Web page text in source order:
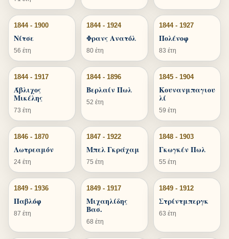
1844 - 1900
Νίτσε
56 έτη
1844 - 1924
Φρανς Ανατόλ
80 έτη
1844 - 1927
Πολένοφ
83 έτη
1844 - 1917
Άβλιχος
Μικέλης
73 έτη
1844 - 1896
Βερλαίν Πωλ
52 έτη
1845 - 1904
Κουνανμπαγιου
λί
59 έτη
1846 - 1870
Λωτρεαμόν
24 έτη
1847 - 1922
Μπελ Γκράχαμ
75 έτη
1848 - 1903
Γκωγκέν Πωλ
55 έτη
1849 - 1936
Παβλόφ
87 έτη
1849 - 1917
Μιχαηλίδης
Βασ.
68 έτη
1849 - 1912
Στρίντμπεργκ
63 έτη